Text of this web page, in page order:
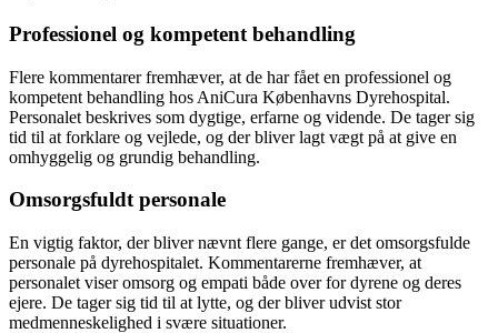
Professionel og kompetent behandling
Flere kommentarer fremhæver, at de har fået en professionel og
kompetent behandling hos AniCura Københavns Dyrehospital.
Personalet beskrives som dygtige, erfarne og vidende. De tager sig
tid til at forklare og vejlede, og der bliver lagt vægt på at give en
omhyggelig og grundig behandling.
Omsorgsfuldt personale
En vigtig faktor, der bliver nævnt flere gange, er det omsorgsfulde
personale på dyrehospitalet. Kommentarerne fremhæver, at
personalet viser omsorg og empati både over for dyrene og deres
ejere. De tager sig tid til at lytte, og der bliver udvist stor
medmenneskelighed i svære situationer.